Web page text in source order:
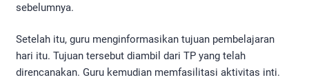
sebelumnya.
Setelah itu, guru menginformasikan tujuan pembelajaran
hari itu. Tujuan tersebut diambil dari TP yang telah
direncanakan. Guru kemudian memfasilitasi aktivitas inti.